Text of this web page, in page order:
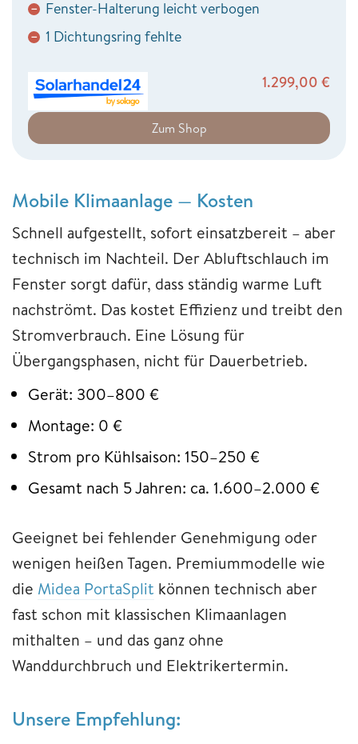
− Fenster-Halterung leicht verbogen
− 1 Dichtungsring fehlte
1.299,00 €
Zum Shop
Mobile Klimaanlage — Kosten
Schnell aufgestellt, sofort einsatzbereit – aber
technisch im Nachteil. Der Abluftschlauch im
Fenster sorgt dafür, dass ständig warme Luft
nachströmt. Das kostet Effizienz und treibt den
Stromverbrauch. Eine Lösung für
Übergangsphasen, nicht für Dauerbetrieb.
Gerät: 300–800 €
Montage: 0 €
Strom pro Kühlsaison: 150–250 €
Gesamt nach 5 Jahren: ca. 1.600–2.000 €
Geeignet bei fehlender Genehmigung oder
wenigen heißen Tagen. Premiummodelle wie
die Midea PortaSplit können technisch aber
fast schon mit klassischen Klimaanlagen
mithalten – und das ganz ohne
Wanddurchbruch und Elektrikertermin.
Unsere Empfehlung: